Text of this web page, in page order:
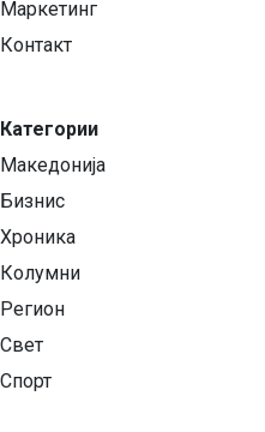
Маркетинг
Контакт
Категории
Македонија
Бизнис
Хроника
Колумни
Регион
Свет
Спорт